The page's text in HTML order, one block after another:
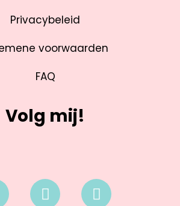
Privacybeleid
voorwaarden
FAQ
Volg mij!